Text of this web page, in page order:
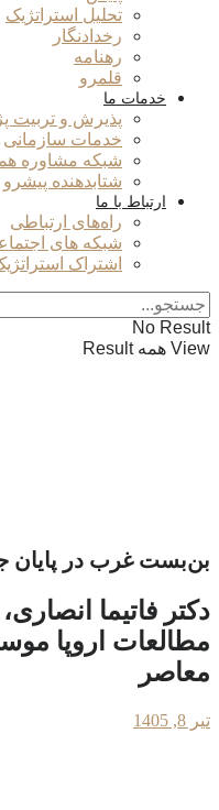
تحلیل استراتژیک
رخدادنگار
رهنامه
قلمرو
خدمات ما
پذیرش و تربیت
خدمات سازمانی
شبکه مشاوره
شتابدهنده پیشرو
ارتباط با ما
راه‌های ارتباطی
شبکه های
اشتراک
No Result
View همه Result
بن‌بست غرب در پایان
دکتر فاتیما
مطالعات اروپا
معاصر
تیر 8, 1405